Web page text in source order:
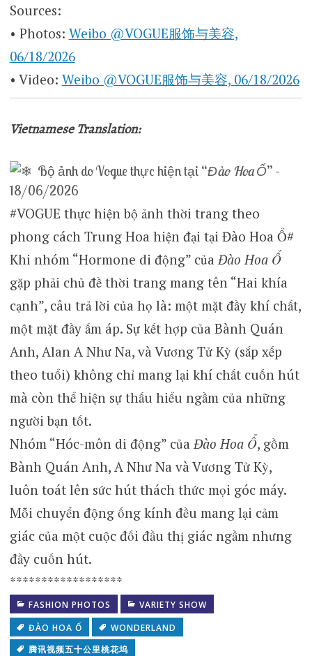
Sources:
• Photos: Weibo @VOGUE服饰与美容,
06/18/2026
• Video: Weibo @VOGUE服饰与美容, 06/18/2026
Vietnamese Translation:
Bộ ảnh do Vogue thực hiện tại “Đào Hoa Ổ” –
18/06/2026
#VOGUE thực hiện bộ ảnh thời trang theo
phong cách Trung Hoa hiện đại tại Đào Hoa Ổ#
Khi nhóm “Hormone di động” của Đào Hoa Ổ
gặp phải chủ đề thời trang mang tên “Hai khía
cạnh”, câu trả lời của họ là: một mặt đầy khí chất,
một mặt đầy ấm áp. Sự kết hợp của Bành Quán
Anh, Alan A Như Na, và Vương Tử Kỳ (sắp xếp
theo tuổi) không chỉ mang lại khí chất cuốn hút
mà còn thể hiện sự thấu hiểu ngầm của những
người bạn tốt.
Nhóm “Hóc-môn di động” của Đào Hoa Ổ, gồm
Bành Quán Anh, A Như Na và Vương Tử Kỳ,
luôn toát lên sức hút thách thức mọi góc máy.
Mỗi chuyển động ống kính đều mang lại cảm
giác của một cuộc đối đầu thị giác ngầm nhưng
đầy cuốn hút.
******************
FASHION PHOTOS
VARIETY SHOW
ĐÀO HOA Ổ
WONDERLAND
腾讯视频五十公里桃花坞